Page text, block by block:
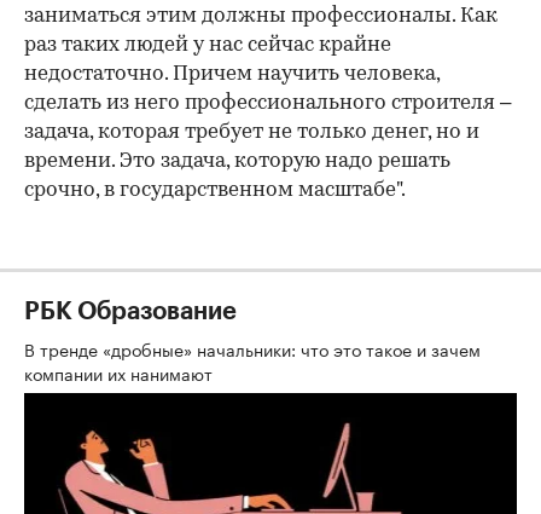
заниматься этим должны профессионалы. Как
раз таких людей у нас сейчас крайне
недостаточно. Причем научить человека,
сделать из него профессионального строителя –
задача, которая требует не только денег, но и
времени. Это задача, которую надо решать
срочно, в государственном масштабе".
РБК Образование
В тренде «дробные» начальники: что это такое и зачем
компании их нанимают